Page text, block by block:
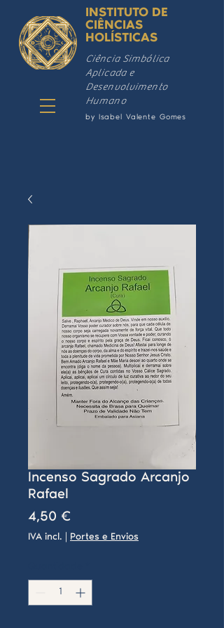
INSTITUTO DE
CIÊNCIAS
HOLÍSTICAS
by Isabel Valente Gomes
Ciência Simbólica
Aplicada e
Desenvolvimento
Humano
Incenso Sagrado Arcanjo
Rafael
4,50 €Preço
IVA incl. Portes e Envios